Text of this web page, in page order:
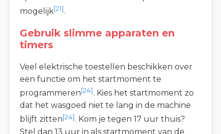
mogelijk[21].
Gebruik slimme apparaten en
timers
Veel elektrische toestellen beschikken over
een functie om het startmoment te
programmeren[24]. Kies het startmoment zo
dat het wasgoed niet te lang in de machine
blijft zitten[24]. Kom je tegen 17 uur thuis?
Stel dan 13 uur in als startmoment van de